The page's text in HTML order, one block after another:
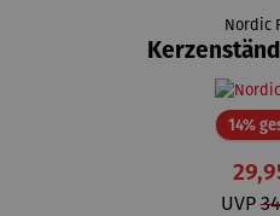
Nordic
14%
UVP